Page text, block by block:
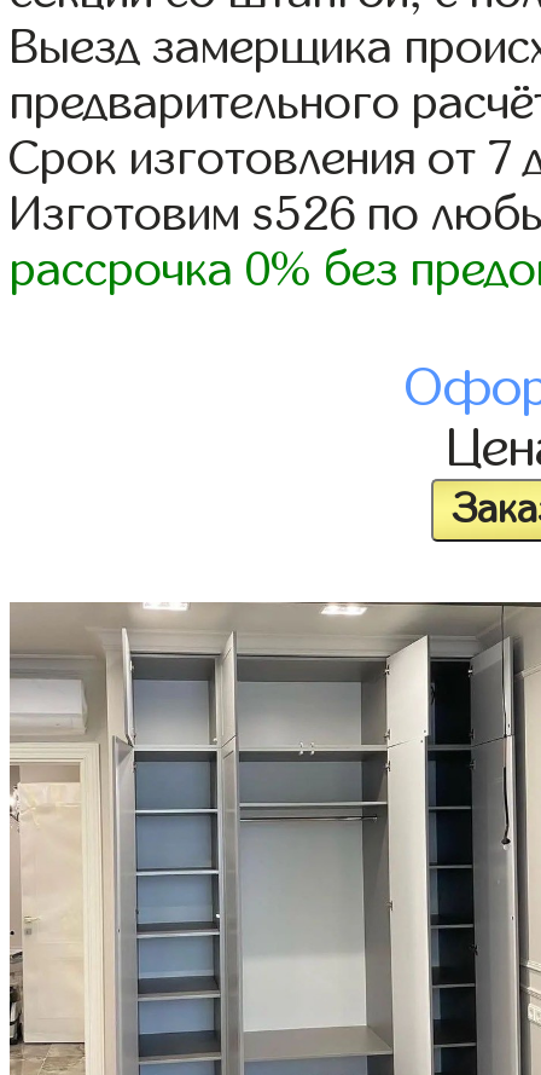
Выезд замерщика
предварительного
Срок изготовления от 7
Изготовим s526 по
рассрочка 0% без